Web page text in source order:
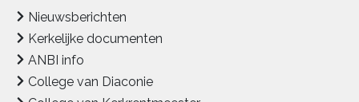
Nieuwsberichten
Kerkelijke documenten
ANBI info
College van Diaconie